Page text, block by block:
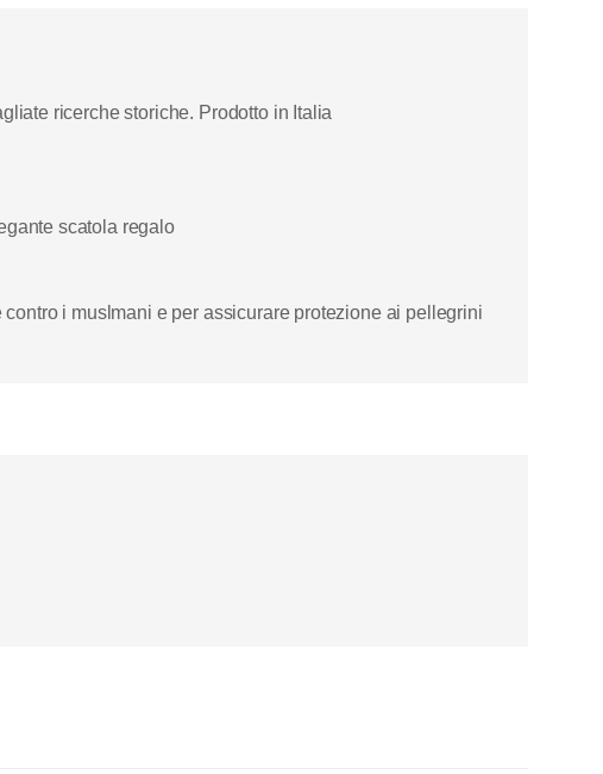
ricerche storiche. Prodotto in Italia
scatola regalo
i muslmani e per assicurare protezione ai pellegrini